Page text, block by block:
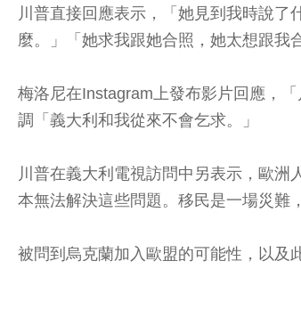
川普直接回應表示，「她見到我時說
麼。」「她求我跟她合照，她太想跟我
梅洛尼在Instagram上發布影片回應，
調「義大利和我從來不會乞求。」
川普在義大利電視訪問中另表示，歐
本無法解決這些問題。移民是一場災難
被問到烏克蘭加入歐盟的可能性，以及